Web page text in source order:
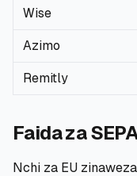
Wise
Azimo
Remitly
Faida za
Nchi za EU